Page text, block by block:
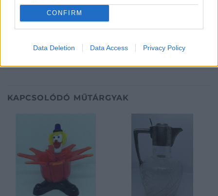
CONFIRM
Data Deletion Data Access Privacy Policy
GALÉRIA TOVÁBBI MŰTÁRGYAI
KAPCSOLÓDÓ MŰTÁRGYAK